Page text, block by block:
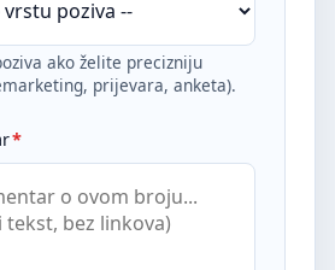
ako želite precizniju
prijevara, anketa).
*